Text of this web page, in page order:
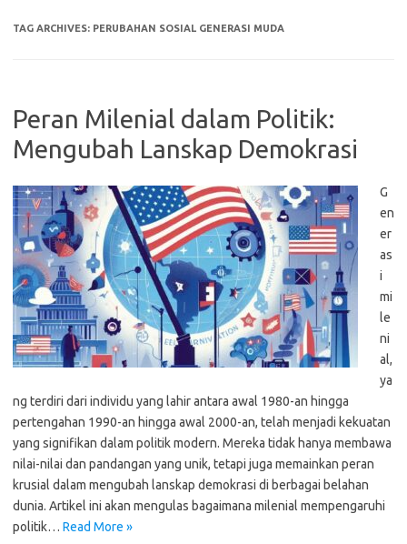
TAG ARCHIVES: PERUBAHAN SOSIAL GENERASI MUDA
Peran Milenial dalam Politik:
Mengubah Lanskap Demokrasi
G
en
er
as
i
mi
le
ni
al,
ya
ng terdiri dari individu yang lahir antara awal 1980-an hingga
pertengahan 1990-an hingga awal 2000-an, telah menjadi kekuatan
yang signifikan dalam politik modern. Mereka tidak hanya membawa
nilai-nilai dan pandangan yang unik, tetapi juga memainkan peran
krusial dalam mengubah lanskap demokrasi di berbagai belahan
dunia. Artikel ini akan mengulas bagaimana milenial mempengaruhi
politik… Read More »